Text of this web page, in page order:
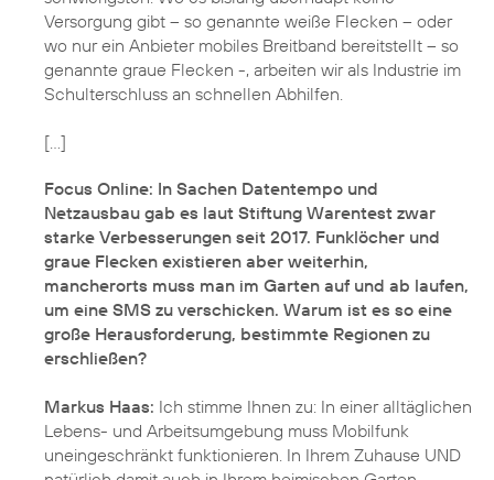
Versorgung gibt – so genannte weiße Flecken – oder
wo nur ein Anbieter mobiles Breitband bereitstellt – so
genannte graue Flecken -, arbeiten wir als Industrie im
Schulterschluss an schnellen Abhilfen.
[…]
Focus Online: In Sachen Datentempo und
Netzausbau gab es laut Stiftung Warentest zwar
starke Verbesserungen seit 2017. Funklöcher und
graue Flecken existieren aber weiterhin,
mancherorts muss man im Garten auf und ab laufen,
um eine SMS zu verschicken. Warum ist es so eine
große Herausforderung, bestimmte Regionen zu
erschließen?
Markus Haas: Ich stimme Ihnen zu: In einer alltäglichen
Lebens- und Arbeitsumgebung muss Mobilfunk
uneingeschränkt funktionieren. In Ihrem Zuhause UND